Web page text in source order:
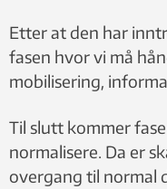
Etter at den har
fasen hvor vi må
mobilisering,
Til slutt kommer
normalisere. Da er
overgang til normal